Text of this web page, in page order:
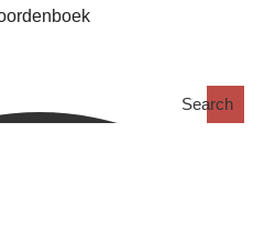
Search